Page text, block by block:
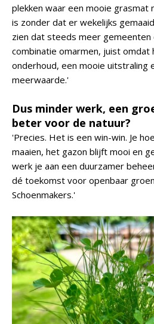
plekken waar een mooie
is zonder dat er wekelijks
zien dat steeds meer gemeenten
combinatie omarmen, juist
onderhoud, een mooie uitstraling
meerwaarde.'
Dus minder werk, een
beter voor de natuur?
'Precies. Het is een win-win. Je
maaien, het gazon blijft mooi en
werk je aan een duurzamer
dé toekomst voor openbaar
Schoenmakers.'